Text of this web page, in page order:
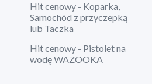
Hit cenowy - Koparka,
Samochód z przyczepką
lub Taczka
Hit cenowy - Pistolet na
wodę WAZOOKA